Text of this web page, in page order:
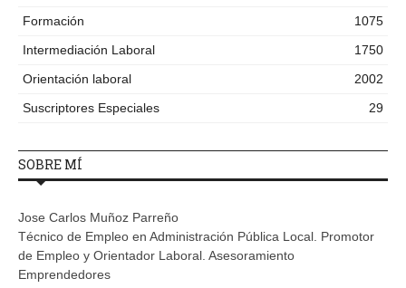
Formación
1075
Intermediación Laboral
1750
Orientación laboral
2002
Suscriptores Especiales
29
SOBRE MÍ
Jose Carlos Muñoz Parreño
Técnico de Empleo en Administración Pública Local. Promotor
de Empleo y Orientador Laboral. Asesoramiento
Emprendedores